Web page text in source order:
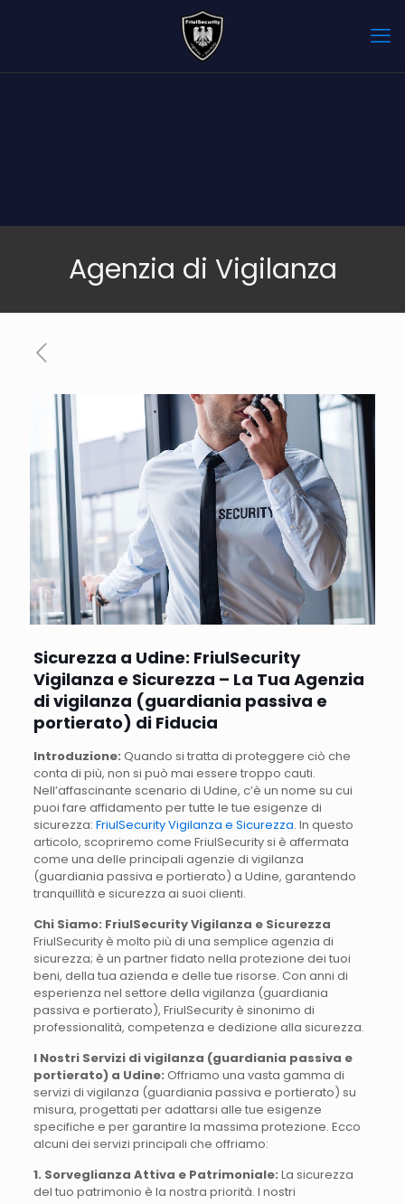
Agenzia di Vigilanza
Sicurezza a Udine: FriulSecurity
Vigilanza e Sicurezza – La Tua Agenzia
di vigilanza (guardiania passiva e
portierato) di Fiducia
Introduzione: Quando si tratta di proteggere ciò che
conta di più, non si può mai essere troppo cauti.
Nell’affascinante scenario di Udine, c’è un nome su cui
puoi fare affidamento per tutte le tue esigenze di
sicurezza: FriulSecurity Vigilanza e Sicurezza. In questo
articolo, scopriremo come FriulSecurity si è affermata
come una delle principali agenzie di vigilanza
(guardiania passiva e portierato) a Udine, garantendo
tranquillità e sicurezza ai suoi clienti.
Chi Siamo: FriulSecurity Vigilanza e Sicurezza
FriulSecurity è molto più di una semplice agenzia di
sicurezza; è un partner fidato nella protezione dei tuoi
beni, della tua azienda e delle tue risorse. Con anni di
esperienza nel settore della vigilanza (guardiania
passiva e portierato), FriulSecurity è sinonimo di
professionalità, competenza e dedizione alla sicurezza.
I Nostri Servizi di vigilanza (guardiania passiva e
portierato) a Udine: Offriamo una vasta gamma di
servizi di vigilanza (guardiania passiva e portierato) su
misura, progettati per adattarsi alle tue esigenze
specifiche e per garantire la massima protezione. Ecco
alcuni dei servizi principali che offriamo:
1. Sorveglianza Attiva e Patrimoniale: La sicurezza
del tuo patrimonio è la nostra priorità. I nostri